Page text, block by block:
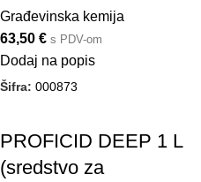
Građevinska kemija
63,50 € s PDV-om
Dodaj na popis
Šifra: 000873
PROFICID DEEP 1 L
(sredstvo za